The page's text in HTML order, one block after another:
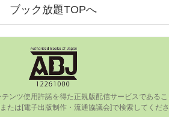
ブック放題TOPへ
ンツ使⽤許諾を得た正規版配信サービスである